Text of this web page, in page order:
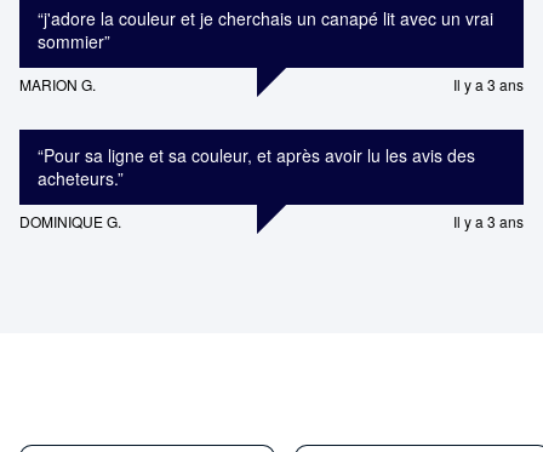
“j'adore la couleur et je cherchais un canapé lit avec un vrai
sommier”
MARION G. Il y a 3 ans
“Pour sa ligne et sa couleur, et après avoir lu les avis des
acheteurs.”
DOMINIQUE G. Il y a 3 ans